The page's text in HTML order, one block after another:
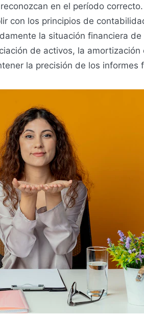
en el período
con los principios de
la situación financiera de
de activos, la amortización
la precisión de los informes